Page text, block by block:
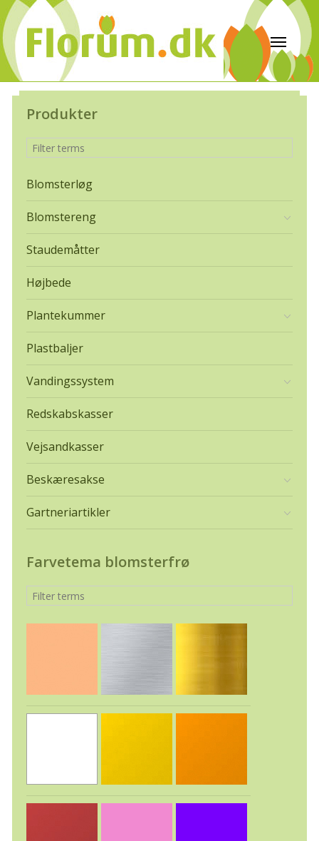
Produkter
Blomsterløg
Blomstereng
Staudemåtter
Højbede
Plantekummer
Plastbaljer
Vandingssystem
Redskabskasser
Vejsandkasser
Beskæresakse
Gartneriartikler
Farvetema blomsterfrø